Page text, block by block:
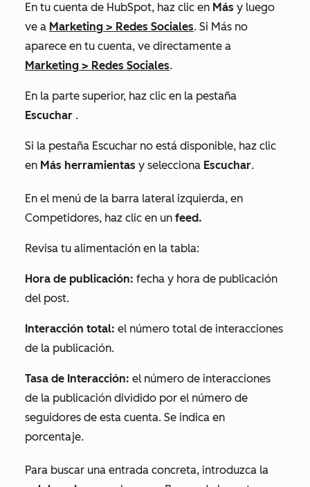
En tu cuenta de HubSpot, haz clic en Más y luego
ve a Marketing > Redes Sociales. Si Más no
aparece en tu cuenta, ve directamente a
Marketing > Redes Sociales.
En la parte superior, haz clic en la pestaña
Escuchar .
Si la pestaña Escuchar no está disponible, haz clic
en Más herramientas y selecciona Escuchar.
En el menú de la barra lateral izquierda, en
Competidores, haz clic en un feed.
Revisa tu alimentación en la tabla:
Hora de publicación: fecha y hora de publicación
del post.
Interacción total: el número total de interacciones
de la publicación.
Tasa de Interacción: el número de interacciones
de la publicación dividido por el número de
seguidores de esta cuenta. Se indica en
porcentaje.
Para buscar una entrada concreta, introduzca la